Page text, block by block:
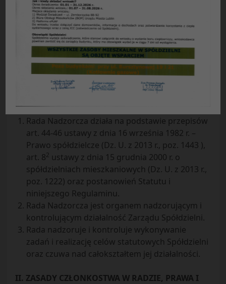
Proponowane zmiany zostały naniesione
pogrubioną czcionką
Regulamin
Rady Nadzorczej
Spółdzielni Mieszkaniowej „Czuby” w Lublinie
I. POSTANOWIENIA OGÓLNE
Rada Nadzorcza działa na podstawie przepisów
art. 44-46 ustawy z dnia 16 września 1982 r. –
Prawo spółdzielcze (Dz. U. z 2013 r., poz. 1443 ),
art. 82 ustawy z dnia 15 grudnia 2000 r. o
spółdzielniach mieszkaniowych (Dz. U. z 2013 r.,
poz. 1222) oraz postanowień Statutu i
niniejszego Regulaminu.
Rada Nadzorcza jest organem nadzorującym i
kontrolującym działalność Zarządu Spółdzielni.
Rada nadzoruje i kontroluje wykonywanie
zadań i realizację celów statutowych Spółdzielni
oraz czuwa nad całokształtem jej działalności.
II. ZASADY CZŁONKOSTWA W RADZIE, PRAWA I